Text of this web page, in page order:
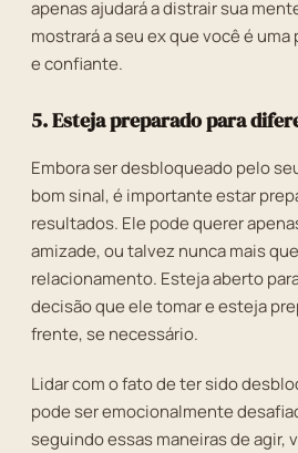
apenas ajudará a distrair sua
mostrará a seu ex que você é
e confiante.
5. Esteja preparado para
Embora ser desbloqueado pelo
bom sinal, é importante estar
resultados. Ele pode querer
amizade, ou talvez nunca mais
relacionamento. Esteja aberto
decisão que ele tomar e esteja
frente, se necessário.
Lidar com o fato de ter sido
pode ser emocionalmente
seguindo essas maneiras de agir,